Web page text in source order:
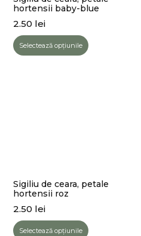
hortensii baby-blue
2.50 lei
Selectează opțiunile
Sigiliu de ceara, petale
hortensii roz
2.50 lei
Selectează opțiunile